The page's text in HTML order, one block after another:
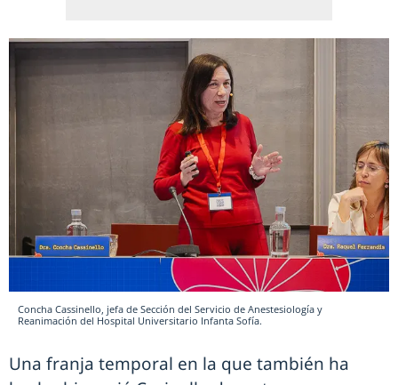
Concha Cassinello, jefa de Sección del Servicio de Anestesiología y
Reanimación del Hospital Universitario Infanta Sofía.
Una franja temporal en la que también ha